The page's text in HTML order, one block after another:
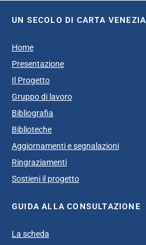
UN SECOLO DI CARTA VENEZIA
Home
Presentazione
Il Progetto
Gruppo di lavoro
Bibliografia
Biblioteche
Aggiornamenti e segnalazioni
Ringraziamenti
Sostieni il progetto
GUIDA ALLA CONSULTAZIONE
La scheda